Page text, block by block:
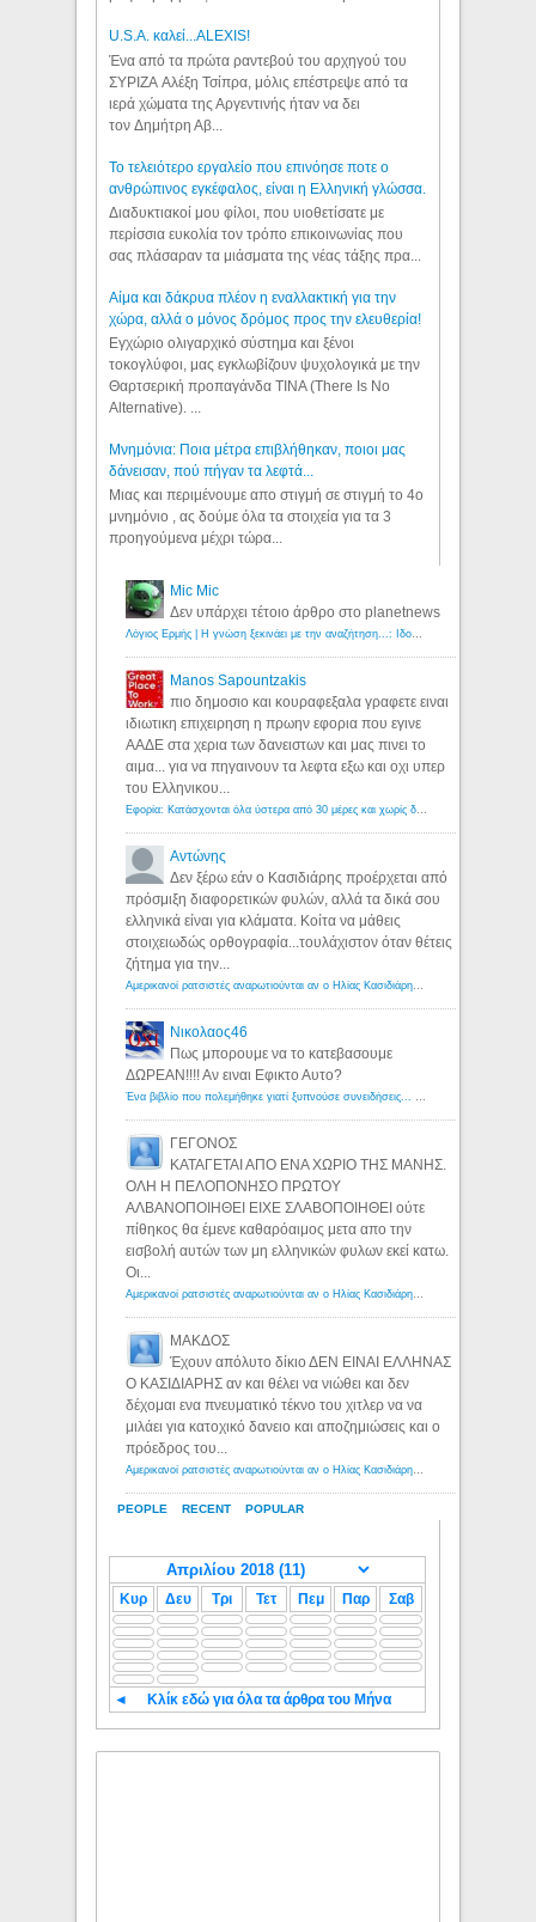
U.S.A. καλεί...ALEXIS!
Ένα από τα πρώτα ραντεβού του αρχηγού του
ΣΥΡΙΖΑ Αλέξη Τσίπρα, μόλις επέστρεψε από τα
ιερά χώματα της Αργεντινής ήταν να δει
τον Δημήτρη Αβ...
Το τελειότερο εργαλείο που επινόησε ποτε ο
ανθρώπινος εγκέφαλος, είναι η Ελληνική γλώσσα.
Διαδυκτιακοί μου φίλοι, που υιοθετίσατε με
περίσσια ευκολία τον τρόπο επικοινωνίας που
σας πλάσαραν τα μιάσματα της νέας τάξης πρα...
Αίμα και δάκρυα πλέον η εναλλακτική για την
χώρα, αλλά ο μόνος δρόμος προς την ελευθερία!
Εγχώριο ολιγαρχικό σύστημα και ξένοι
τοκογλύφοι, μας εγκλωβίζουν ψυχολογικά με την
Θαρτσερική προπαγάνδα TINA (There Is No
Alternative). ...
Μνημόνια: Ποια μέτρα επιβλήθηκαν, ποιοι μας
δάνεισαν, πού πήγαν τα λεφτά...
Μιας και περιμένουμε απο στιγμή σε στιγμή το 4ο
μνημόνιο , ας δούμε όλα τα στοιχεία για τα 3
προηγούμενα μέχρι τώρα...
PEOPLE RECENT POPULAR
Mic Mic
Δεν υπάρχει τέτοιο άρθρο στο planetnews
Manos Sapountzakis
πιο δημοσιο και κουραφεξαλα γραφετε ειναι
ιδιωτικη επιχειρηση η πρωην εφορια που εγινε
ΑΑΔΕ στα χερια των δανειστων και μας πινει το
αιμα... για να πηγαινουν τα λεφτα εξω και οχι υπερ
του Ελληνικου...
Αντώνης
Δεν ξέρω εάν ο Κασιδιάρης προέρχεται από
πρόσμιξη διαφορετικών φυλών, αλλά τα δικά σου
ελληνικά είναι για κλάματα. Κοίτα να μάθεις
στοιχειωδώς ορθογραφία...τουλάχιστον όταν θέτεις
ζήτημα για την...
Νικολαος46
Πως μπορουμε να το κατεβασουμε
ΔΩΡΕΑΝ!!!! Αν ειναι Εφικτο Αυτο?
ΓΕΓΟΝΟΣ
ΚΑΤΑΓΕΤΑΙ ΑΠΟ ΕΝΑ ΧΩΡΙΟ ΤΗΣ ΜΑΝΗΣ.
ΟΛΗ Η ΠΕΛΟΠΟΝΗΣΟ ΠΡΩΤΟΥ
ΑΛΒΑΝΟΠΟΙΗΘΕΙ ΕΙΧΕ ΣΛΑΒΟΠΟΙΗΘΕΙ ούτε
πίθηκος θα έμενε καθαρόαιμος μετα απο την
εισβολή αυτών των μη ελληνικών φυλων εκεί κατω.
Οι...
ΜΑΚΔΟΣ
Έχουν απόλυτο δίκιο ΔΕΝ ΕΙΝΑΙ ΕΛΛΗΝΑΣ
Ο ΚΑΣΙΔΙΑΡΗΣ αν και θέλει να νιώθει και δεν
δέχομαι ενα πνευματικό τέκνο του χιτλερ να να
μιλάει για κατοχικό δανειο και αποζημιώσεις και ο
πρόεδρος του...
Κυρ Δευ Τρι Τετ Πεμ Παρ Σαβ
◄ Κλίκ εδώ για όλα τα άρθρα του Μήνα